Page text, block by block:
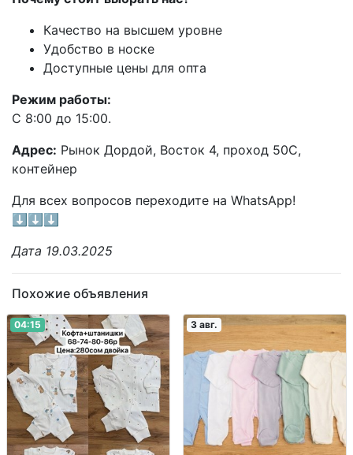
Качество на высшем уровне
Удобство в носке
Доступные цены для опта
Режим работы:
С 8:00 до 15:00.
Адрес: Рынок Дордой, Восток 4, проход 50С,
контейнер
Для всех вопросов переходите на WhatsApp!
⬇️⬇️⬇️
Дата 19.03.2025
Похожие объявления
04:15 3 авг.